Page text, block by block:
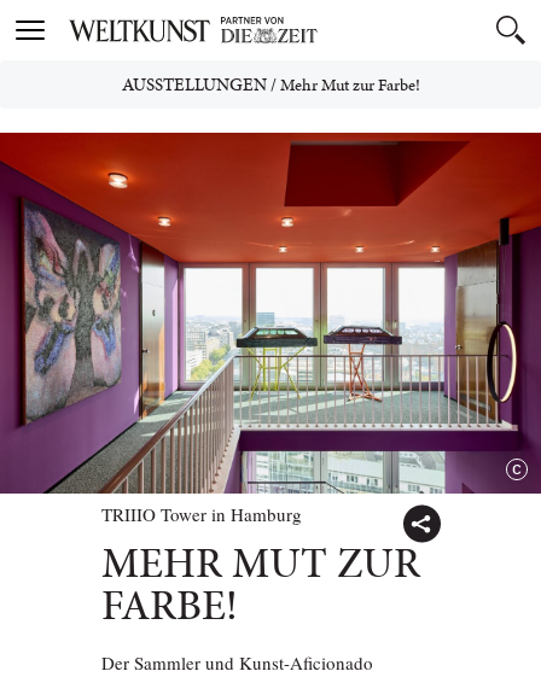
Toggle
AUSSTELLUNGEN/Mehr Mut zur Farbe!
TRIIIO Tower in Hamburg
MEHR MUT ZUR
FARBE!
Der Sammler und Kunst-Aficionado